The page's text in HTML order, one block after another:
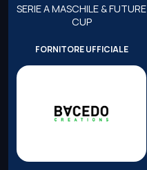
SERIE A MASCHILE & FUTURE
CUP
FORNITORE UFFICIALE